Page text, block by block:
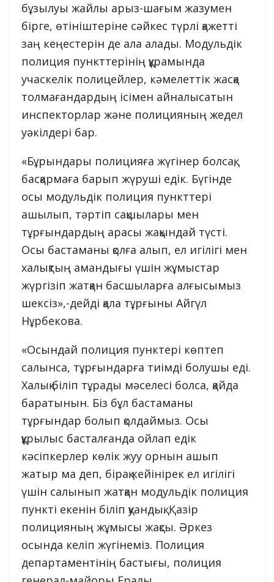
бұзылуы жайлы арыз-шағым жазумен
бірге, өтініштеріне сәйкес түрлі қажетті
заң кеңестерін де ала алады. Модульдік
полиция пункттерінің құрамында
учаскелік полицейлер, кәмелеттік жасқа
толмағандардың ісімен айналысатын
инспекторлар және полицияның жедел
уәкілдері бар.
«Бұрындары полицияға жүгінер болсақ,
басқармаға барып жүруші едік. Бүгінде
осы модульдік полиция пункттері
ашылып, тәртіп сақшылары мен
тұрғындардың арасы жақындай түсті.
Осы бастаманы қолға алып, ел игілігі мен
халықтың амандығы үшін жұмыстар
жүргізіп жатқан басшыларға алғысымыз
шексіз»,-дейді қала тұрғыны Айгүл
Нұрбекова.
«Осындай полиция пунктері көптеп
салынса, тұрғындарға тиімді болушы еді.
Халық біліп тұрады мәселесі болса, қайда
баратынын. Біз бұл бастаманы
тұрғындар болып қолдаймыз. Осы
құрылыс басталғанда ойлап едік
кәсіпкерлер көлік жуу орнын ашып
жатыр ма деп, бірақ кейінірек ел игілігі
үшін салынып жатқан модульдік полиция
пункті екенін біліп қуандық. Қазір
полицияның жұмысы жақсы. Әркез
осында келіп жүгінеміз. Полиция
департаментінің бастығы, полиция